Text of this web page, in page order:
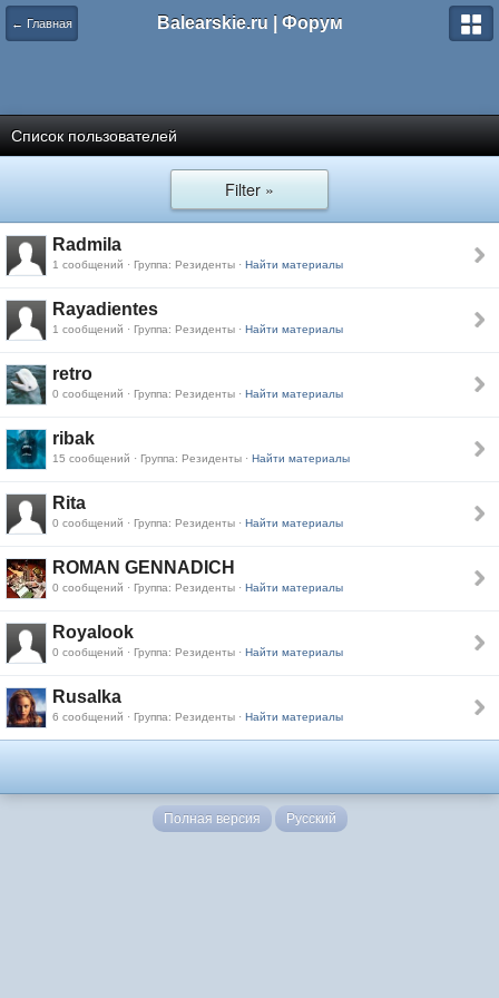
← Главная Balearskie.ru | Форум
Список пользователей
Filter »
Radmila
1 сообщений · Группа: Резиденты · Найти материалы
Rayadientes
1 сообщений · Группа: Резиденты · Найти материалы
retro
0 сообщений · Группа: Резиденты · Найти материалы
ribak
15 сообщений · Группа: Резиденты · Найти материалы
Rita
0 сообщений · Группа: Резиденты · Найти материалы
ROMAN GENNADICH
0 сообщений · Группа: Резиденты · Найти материалы
Royalook
0 сообщений · Группа: Резиденты · Найти материалы
Rusalka
6 сообщений · Группа: Резиденты · Найти материалы
Полная версия Русский